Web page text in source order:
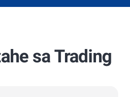
4.9 sa Trading